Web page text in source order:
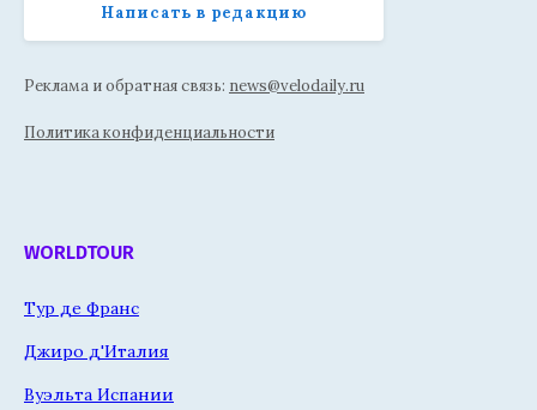
Написать в редакцию
Реклама и обратная связь: news@velodaily.ru
Политика конфиденциальности
WORLDTOUR
Тур де Франс
Джиро д'Италия
Вуэльта Испании